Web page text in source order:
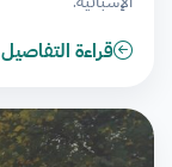
قراءة التفاصيل